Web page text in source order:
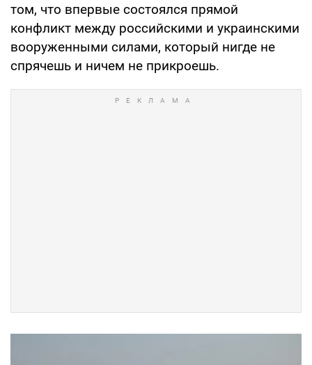
том, что впервые состоялся прямой
конфликт между российскими и украинскими
вооруженными силами, который нигде не
спрячешь и ничем не прикроешь.